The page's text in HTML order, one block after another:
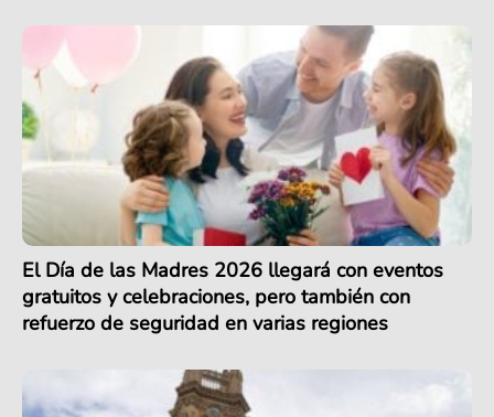
El Día de las Madres 2026 llegará con eventos
gratuitos y celebraciones, pero también con
refuerzo de seguridad en varias regiones